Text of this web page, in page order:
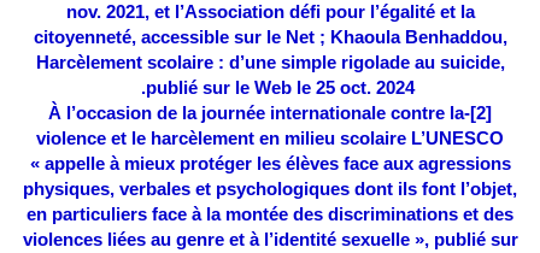
nov. 2021, et l’Association défi pour l’égalité et la
citoyenneté, accessible sur le Net ; Khaoula Benhaddou,
Harcèlement scolaire : d’une simple rigolade au suicide,
publié sur le Web le 25 oct. 2024.
[2]
-À l’occasion de la journée internationale contre la
violence et le harcèlement en milieu scolaire L’UNESCO
« appelle à mieux protéger les élèves face aux agressions
physiques, verbales et psychologiques dont ils font l’objet,
en particuliers face à la montée des discriminations et des
violences liées au genre et à l’identité sexuelle », publié sur